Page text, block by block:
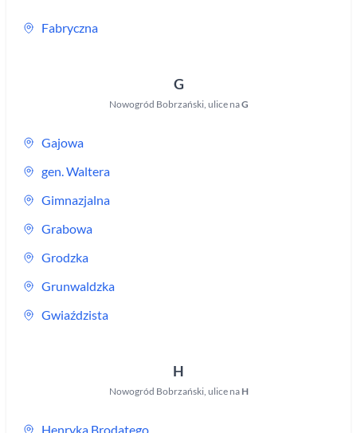
Fabryczna
G
Nowogród Bobrzański, ulice naG
Gajowa
gen. Waltera
Gimnazjalna
Grabowa
Grodzka
Grunwaldzka
Gwiaździsta
H
Nowogród Bobrzański, ulice na H
Henryka Brodatego